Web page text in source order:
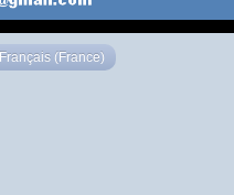
Français (France)